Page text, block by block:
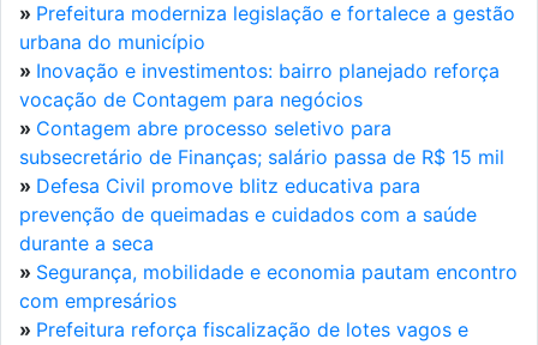
» Prefeitura moderniza legislação e fortalece a gestão
urbana do município
» Inovação e investimentos: bairro planejado reforça
vocação de Contagem para negócios
» Contagem abre processo seletivo para
subsecretário de Finanças; salário passa de R$ 15 mil
» Defesa Civil promove blitz educativa para
prevenção de queimadas e cuidados com a saúde
durante a seca
» Segurança, mobilidade e economia pautam encontro
com empresários
» Prefeitura reforça fiscalização de lotes vagos e